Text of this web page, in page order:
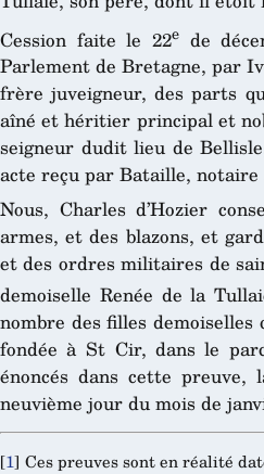
Cession faite le 22ede
Parlement de Bretagne, par
frère juveigneur, des parts
aîné et héritier principal et
seigneur dudit lieu de
acte reçu par Bataille, notaire
Nous, Charles d’Hozier
armes, et des blazons, et
et des ordres militaires de
demoiselle Renée de la
nombre des filles
fondée à St Cir, dans le
énoncés dans cette
neuvième jour du mois de
[1] Ces preuves sont en réalité